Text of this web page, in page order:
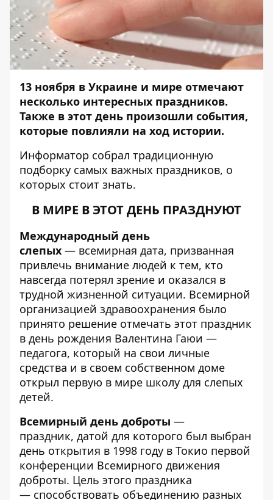
13 ноября в Украине и мире отмечают
несколько интересных праздников.
Также в этот день произошли события,
которые повлияли на ход истории.
Информатор собрал традиционную
подборку самых важных праздников, о
которых стоит знать.
В МИРЕ В ЭТОТ ДЕНЬ ПРАЗДНУЮТ
Международный день
слепых — всемирная дата, призванная
привлечь внимание людей к тем, кто
навсегда потерял зрение и оказался в
трудной жизненной ситуации. Всемирной
организацией здравоохранения было
принято решение отмечать этот праздник
в день рождения Валентина Гаюи —
педагога, который на свои личные
средства и в своем собственном доме
открыл первую в мире школу для слепых
детей.
Всемирный день доброты —
праздник, датой для которого был выбран
день открытия в 1998 году в Токио первой
конференции Всемирного движения
доброты. Цель этого праздника
— способствовать объединению разных